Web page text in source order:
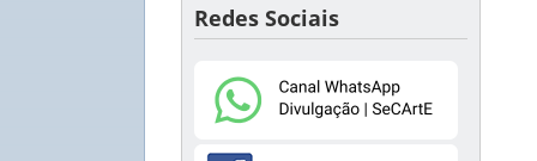
Redes Sociais